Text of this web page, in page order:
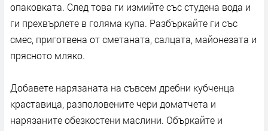
опаковката. След това ги измийте със студена вода и
ги прехвърлете в голяма купа. Разбъркайте ги със
смес, приготвена от сметаната, салцата, майонезата и
прясното мляко.
Добавете нарязаната на съвсем дребни кубченца
краставица, разполовените чери доматчета и
нарязаните обезкостени маслини. Объркайте и